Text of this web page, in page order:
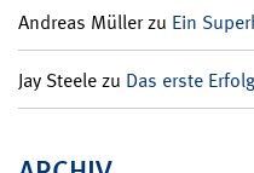
Andreas Müllerzu Ein
Jay Steelezu Das erste